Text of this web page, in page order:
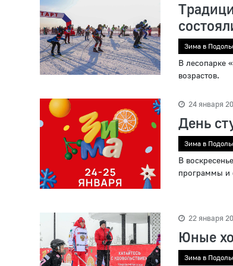
Зима в
В лесопарке
возрастов.
24 января
День
Зима в
В
программы и
22 января
Юные
Зима в